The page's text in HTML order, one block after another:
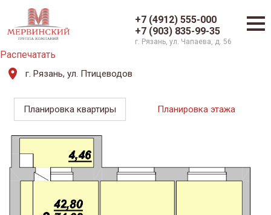
+7 (4912) 555-000
+7 (903) 835-99-35
г. Рязань, ул. Чапаева, д. 56
Распечатать
г. Рязань, ул. Птицеводов
Планировка квартиры Планировка этажа